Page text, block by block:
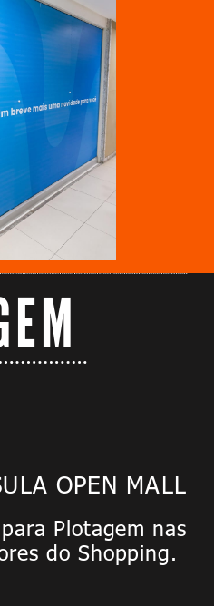
OPEN MALL
Plotagem nas
do Shopping.